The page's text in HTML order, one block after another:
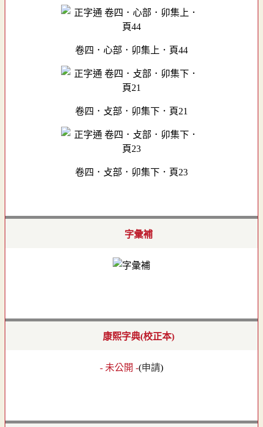
卷四．心部．卯集上．頁44
卷四．攴部．卯集下．頁21
卷四．攴部．卯集下．頁23
字彙補
康熙字典(校正本)
- 未公開 -(申請)